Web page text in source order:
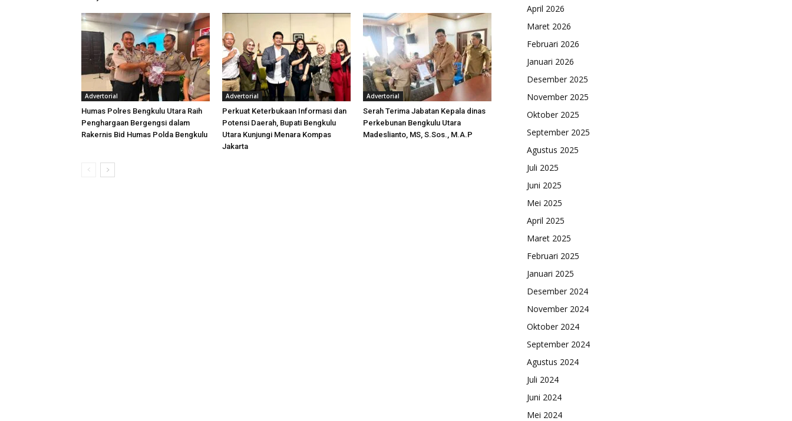
Advertorial
Humas Polres Bengkulu Utara Raih
Penghargaan Bergengsi dalam
Rakernis Bid Humas Polda Bengkulu
Advertorial
Perkuat Keterbukaan Informasi dan
Potensi Daerah, Bupati Bengkulu
Utara Kunjungi Menara Kompas
Jakarta
Advertorial
Serah Terima Jabatan Kepala dinas
Perkebunan Bengkulu Utara
Madeslianto, MS, S.Sos., M.A.P
April 2026
Maret 2026
Februari 2026
Januari 2026
Desember 2025
November 2025
Oktober 2025
September 2025
Agustus 2025
Juli 2025
Juni 2025
Mei 2025
April 2025
Maret 2025
Februari 2025
Januari 2025
Desember 2024
November 2024
Oktober 2024
September 2024
Agustus 2024
Juli 2024
Juni 2024
Mei 2024